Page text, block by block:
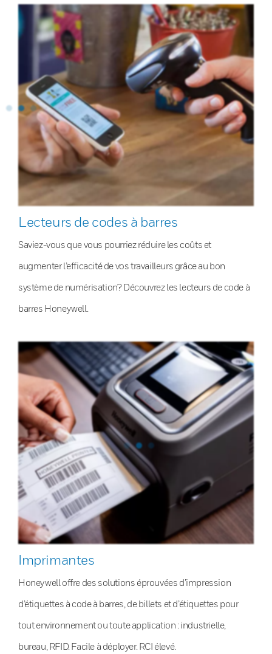
Lecteurs de codes à barres
Saviez-vous que vous pourriez réduire les coûts et
augmenter l’efficacité de vos travailleurs grâce au bon
système de numérisation? Découvrez les lecteurs de code à
barres Honeywell.
Imprimantes
Honeywell offre des solutions éprouvées d’impression
d’étiquettes à code à barres, de billets et d’étiquettes pour
tout environnement ou toute application : industrielle,
bureau, RFID. Facile à déployer. RCI élevé.